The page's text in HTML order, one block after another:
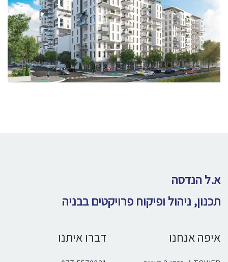
א.ל הנדסה
תכנון, ניהול ופיקוח פרויקטים בבניה
איפה אנחנו דברו איתנו